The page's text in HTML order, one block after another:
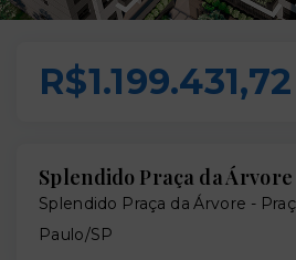
R$1.199.431,72
Splendido Praça da Árvore
Splendido Praça da Árvore -
Paulo/SP